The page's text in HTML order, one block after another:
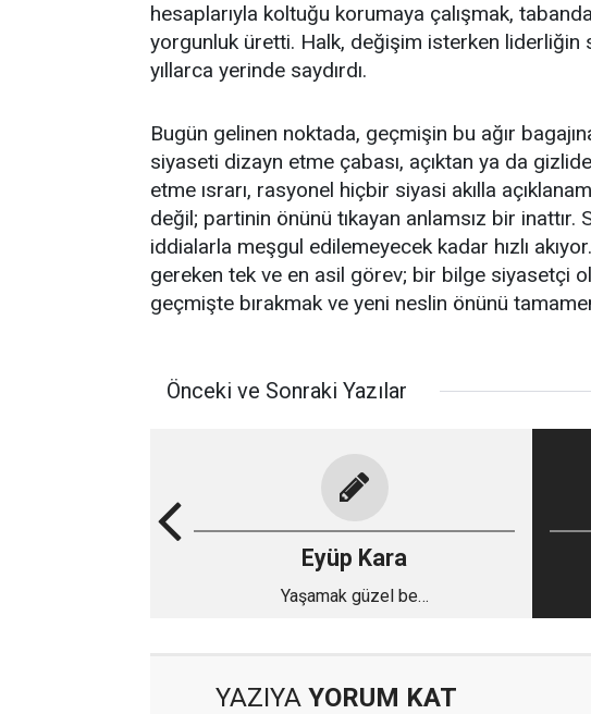
hesaplarıyla koltuğu korumaya çalışmak,
yorgunluk üretti. Halk, değişim isterken liderliğin
yıllarca yerinde saydırdı.
​Bugün gelinen noktada, geçmişin bu ağır
siyaseti dizayn etme çabası, açıktan ya da
etme ısrarı, rasyonel hiçbir siyasi akılla
değil; partinin önünü tıkayan anlamsız bir inattır.
iddialarla meşgul edilemeyecek kadar hızlı
gereken tek ve en asil görev; bir bilge siyasetçi
geçmişte bırakmak ve yeni neslin önünü
Önceki ve Sonraki Yazılar
Eyüp Kara
Yaşamak güzel be…
YAZIYA YORUM KAT